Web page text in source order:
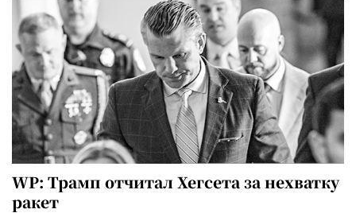
WP: Трамп отчитал Хегсета за нехватку
ракет